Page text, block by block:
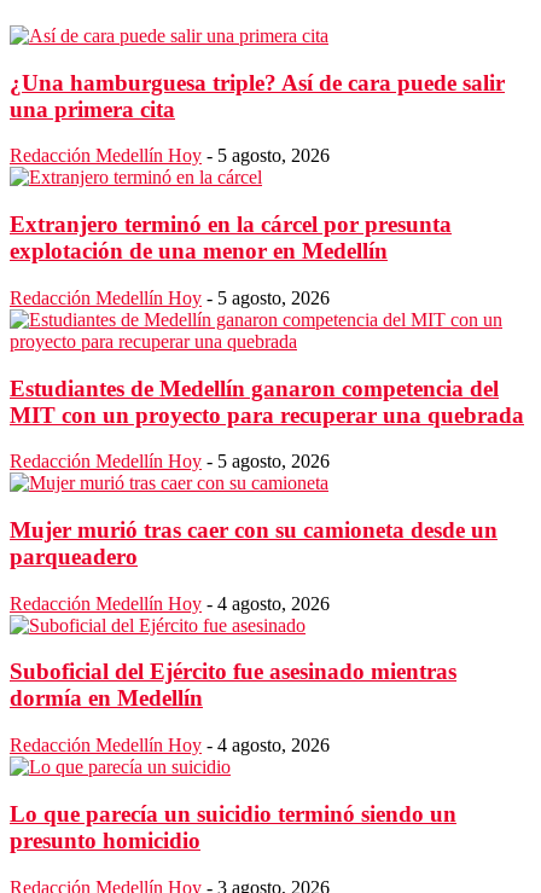
¿Una hamburguesa triple? Así de cara puede salir
una primera cita
Redacción Medellín Hoy - 5 agosto, 2026
Extranjero terminó en la cárcel por presunta
explotación de una menor en Medellín
Redacción Medellín Hoy - 5 agosto, 2026
Estudiantes de Medellín ganaron competencia del
MIT con un proyecto para recuperar una quebrada
Redacción Medellín Hoy - 5 agosto, 2026
Mujer murió tras caer con su camioneta desde un
parqueadero
Redacción Medellín Hoy - 4 agosto, 2026
Suboficial del Ejército fue asesinado mientras
dormía en Medellín
Redacción Medellín Hoy - 4 agosto, 2026
Lo que parecía un suicidio terminó siendo un
presunto homicidio
Redacción Medellín Hoy - 3 agosto, 2026